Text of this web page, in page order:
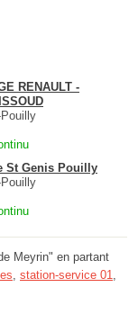
RENAULT -
St Genis Pouilly
Meyrin" en partant
, station-service 01,